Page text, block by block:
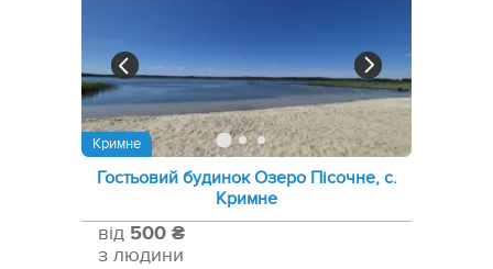
Кримне
Гостьовий будинок Озеро Пісочне, с.
Кримне
від 500 ₴
з людини